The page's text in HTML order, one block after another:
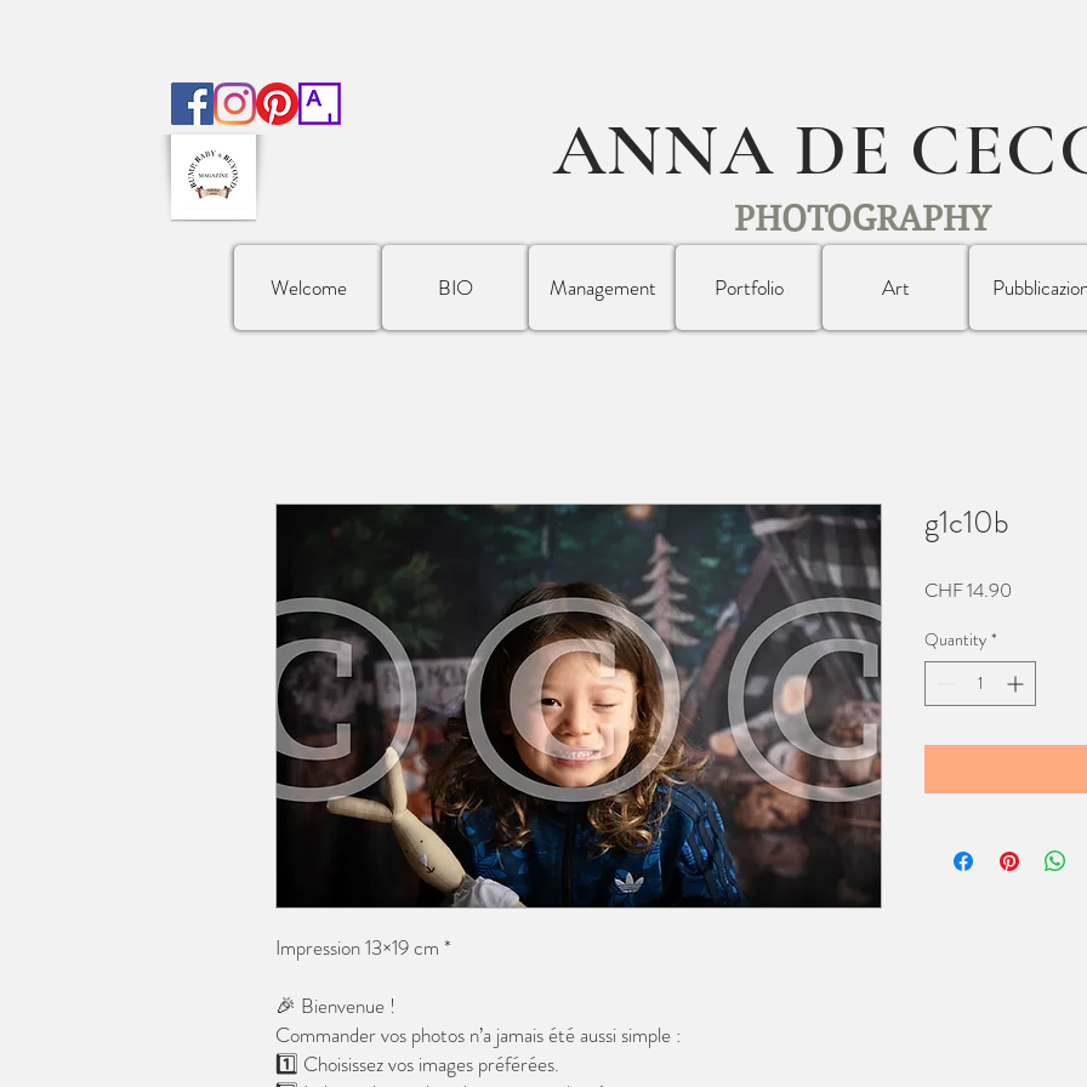
ANNA DE
PHOTOGRAPHY
Welcome BIO Management Portfolio Art
Impression 13×19 cm *
🎉 Bienvenue !
Commander vos photos n’a jamais été aussi simple :
1️⃣ Choisissez vos images préférées.
g1c10b
CHF 14.90
Quantity *